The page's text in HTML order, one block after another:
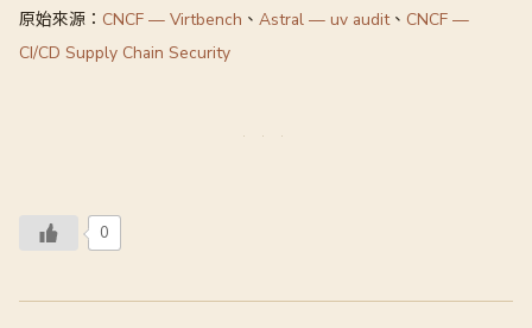
原始來源： CNCF — Virtbench 、 Astral — uv audit、 CNCF —
CI/CD Supply Chain Security
0